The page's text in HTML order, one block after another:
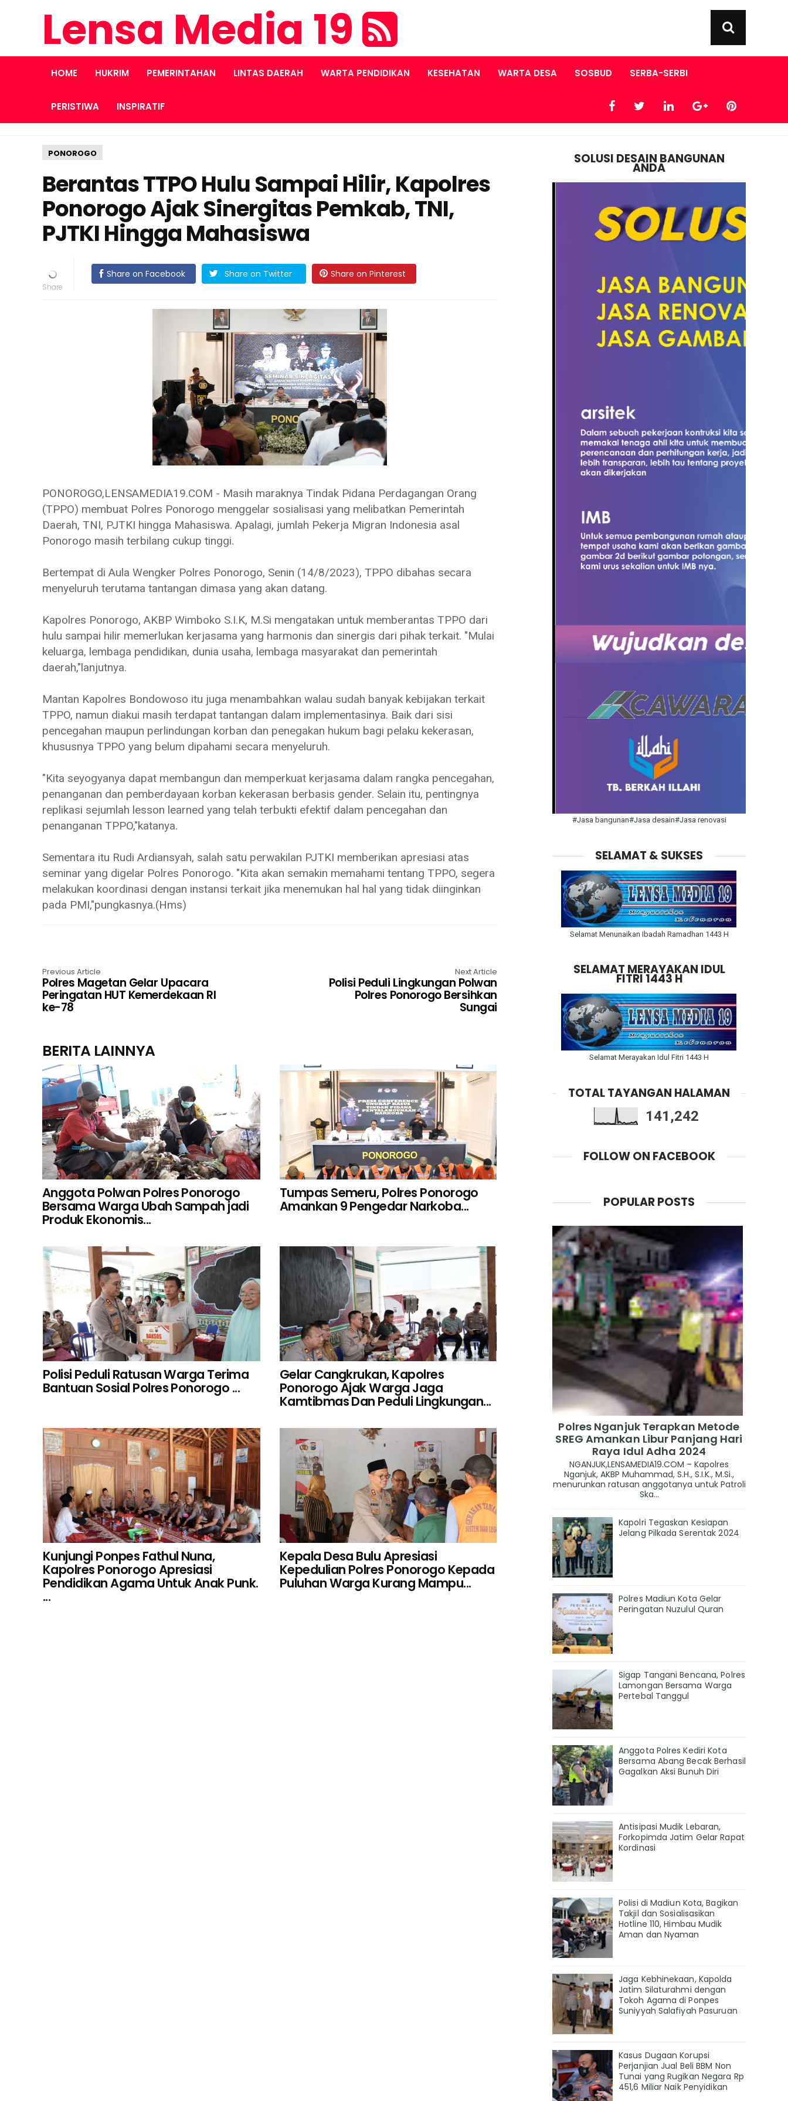
Lensa Media 19
HOME HUKRIM PEMERINTAHAN LINTAS DAERAH WARTA PENDIDIKAN KESEHATAN WARTA DESA SOSBUD SERBA-SERBI
PERISTIWA INSPIRATIF
PONOROGO
Berantas TTPO Hulu Sampai Hilir, Kapolres
Ponorogo Ajak Sinergitas Pemkab, TNI,
PJTKI Hingga Mahasiswa
Share on Facebook Share on Twitter Share on Pinterest
PONOROGO,LENSAMEDIA19.COM - Masih maraknya Tindak Pidana Perdagangan Orang
(TPPO) membuat Polres Ponorogo menggelar sosialisasi yang melibatkan Pemerintah
Daerah, TNI, PJTKI hingga Mahasiswa. Apalagi, jumlah Pekerja Migran Indonesia asal
Ponorogo masih terbilang cukup tinggi.
Bertempat di Aula Wengker Polres Ponorogo, Senin (14/8/2023), TPPO dibahas secara
menyeluruh terutama tantangan dimasa yang akan datang.
Kapolres Ponorogo, AKBP Wimboko S.I.K, M.Si mengatakan untuk memberantas TPPO dari
hulu sampai hilir memerlukan kerjasama yang harmonis dan sinergis dari pihak terkait. "Mulai
keluarga, lembaga pendidikan, dunia usaha, lembaga masyarakat dan pemerintah
daerah,"lanjutnya.
Mantan Kapolres Bondowoso itu juga menambahkan walau sudah banyak kebijakan terkait
TPPO, namun diakui masih terdapat tantangan dalam implementasinya. Baik dari sisi
pencegahan maupun perlindungan korban dan penegakan hukum bagi pelaku kekerasan,
khususnya TPPO yang belum dipahami secara menyeluruh.
"Kita seyogyanya dapat membangun dan memperkuat kerjasama dalam rangka pencegahan,
penanganan dan pemberdayaan korban kekerasan berbasis gender. Selain itu, pentingnya
replikasi sejumlah lesson learned yang telah terbukti efektif dalam pencegahan dan
penanganan TPPO,"katanya.
Sementara itu Rudi Ardiansyah, salah satu perwakilan PJTKI memberikan apresiasi atas
seminar yang digelar Polres Ponorogo. "Kita akan semakin memahami tentang TPPO, segera
melakukan koordinasi dengan instansi terkait jika menemukan hal hal yang tidak diinginkan
pada PMI,"pungkasnya.(Hms)
Previous Article
Polres Magetan Gelar Upacara
Peringatan HUT Kemerdekaan RI
ke-78
Next Article
Polisi Peduli Lingkungan Polwan
Polres Ponorogo Bersihkan
Sungai
BERITA LAINNYA
Anggota Polwan Polres Ponorogo
Bersama Warga Ubah Sampah jadi
Produk Ekonomis...
Tumpas Semeru, Polres Ponorogo
Amankan 9 Pengedar Narkoba...
Polisi Peduli Ratusan Warga Terima
Bantuan Sosial Polres Ponorogo ...
Gelar Cangkrukan, Kapolres
Ponorogo Ajak Warga Jaga
Kamtibmas Dan Peduli Lingkungan...
Kunjungi Ponpes Fathul Nuna,
Kapolres Ponorogo Apresiasi
Pendidikan Agama Untuk Anak Punk.
...
Kepala Desa Bulu Apresiasi
Kepedulian Polres Ponorogo Kepada
Puluhan Warga Kurang Mampu...
SOLUSI DESAIN BANGUNAN
ANDA
#Jasa bangunan#Jasa desain#Jasa renovasi
SELAMAT & SUKSES
Selamat Menunaikan Ibadah Ramadhan 1443 H
SELAMAT MERAYAKAN IDUL
FITRI 1443 H
Selamat Merayakan Idul Fitri 1443 H
TOTAL TAYANGAN HALAMAN
141,242
FOLLOW ON FACEBOOK
POPULAR POSTS
Polres Nganjuk Terapkan Metode
SREG Amankan Libur Panjang Hari
Raya Idul Adha 2024
NGANJUK,LENSAMEDIA19.COM – Kapolres
Nganjuk, AKBP Muhammad, S.H., S.I.K., M.Si.,
menurunkan ratusan anggotanya untuk Patroli
Ska...
Kapolri Tegaskan Kesiapan
Jelang Pilkada Serentak 2024
Polres Madiun Kota Gelar
Peringatan Nuzulul Quran
Sigap Tangani Bencana, Polres
Lamongan Bersama Warga
Pertebal Tanggul
Anggota Polres Kediri Kota
Bersama Abang Becak Berhasil
Gagalkan Aksi Bunuh Diri
Antisipasi Mudik Lebaran,
Forkopimda Jatim Gelar Rapat
Kordinasi
Polisi di Madiun Kota, Bagikan
Takjil dan Sosialisasikan
Hotline 110, Himbau Mudik
Aman dan Nyaman
Jaga Kebhinekaan, Kapolda
Jatim Silaturahmi dengan
Tokoh Agama di Ponpes
Suniyyah Salafiyah Pasuruan
Kasus Dugaan Korupsi
Perjanjian Jual Beli BBM Non
Tunai yang Rugikan Negara Rp
451,6 Miliar Naik Penyidikan